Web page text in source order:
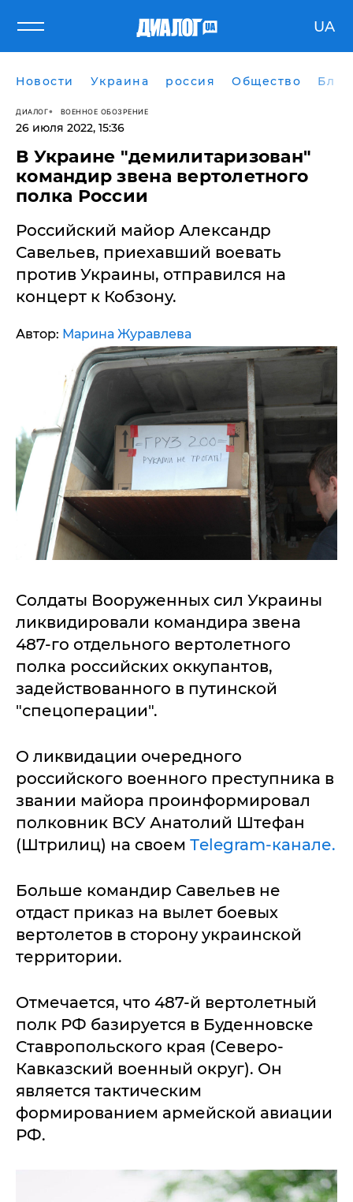
UA
Новости Украина россия Общество
ДИАЛОГ ВОЕННОЕ ОБОЗРЕНИЕ
26 июля 2022, 15:36
​В Украине "демилитаризован"
командир звена вертолетного
полка России
Российский майор Александр
Савельев, приехавший воевать
против Украины, отправился на
концерт к Кобзону.
Автор: Марина Журавлева
Солдаты Вооруженных сил Украины
ликвидировали командира звена
487-го отдельного вертолетного
полка российских оккупантов,
задействованного в путинской
"спецоперации".
О ликвидации очередного
российского военного преступника в
звании майора проинформировал
полковник ВСУ Анатолий Штефан
(Штрилиц) на своем Тelegram-канале.
Больше командир Савельев не
отдаст приказ на вылет боевых
вертолетов в сторону украинской
территории.
Отмечается, что 487-й вертолетный
полк РФ базируется в Буденновске
Ставропольского края (Северо-
Кавказский военный округ). Он
является тактическим
формированием армейской авиации
РФ.